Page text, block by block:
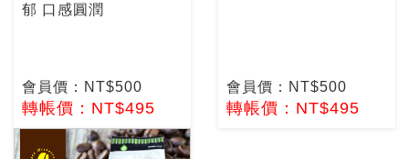
郁 口感圓潤
會員價：NT$500
轉帳價：NT$495
會員價：NT$500
轉帳價：NT$495